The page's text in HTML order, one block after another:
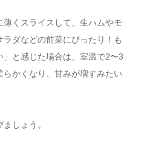
くスライスして、生ハムやモ
ダなどの前菜にぴったり！ も
」と感じた場合は、室温で2〜3
かくなり、甘みが増すみたい
しょう。